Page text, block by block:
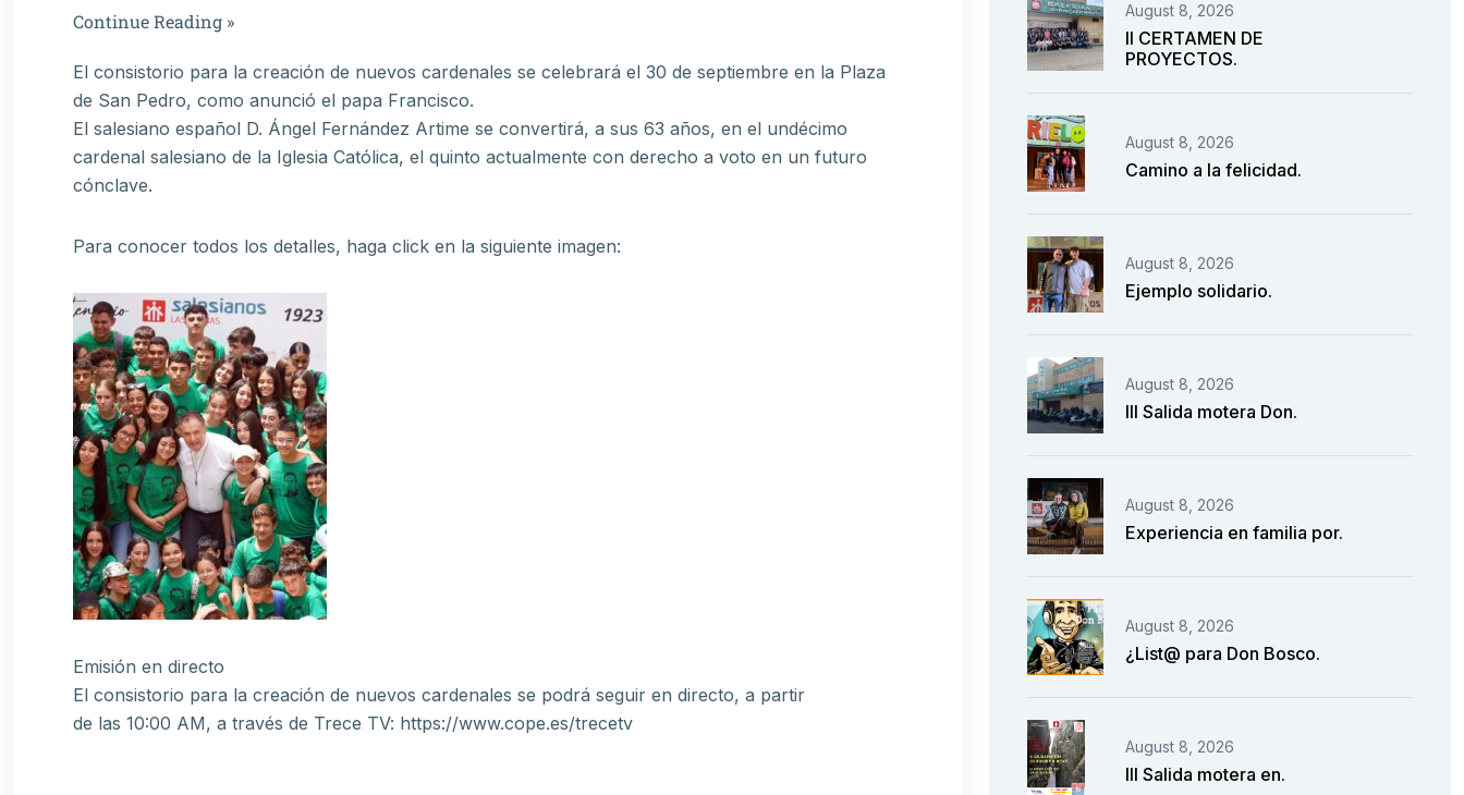
Continue Reading »
El consistorio para la creación de nuevos cardenales se celebrará el 30 de septiembre en la Plaza
de San Pedro, como anunció el papa Francisco.
El salesiano español D. Ángel Fernández Artime se convertirá, a sus 63 años, en el undécimo
cardenal salesiano de la Iglesia Católica, el quinto actualmente con derecho a voto en un futuro
cónclave.
Para conocer todos los detalles, haga click en la siguiente imagen:
Emisión en directo
El consistorio para la creación de nuevos cardenales se podrá seguir en directo, a partir
de las 10:00 AM, a través de Trece TV: https://www.cope.es/trecetv
August 8, 2026
II CERTAMEN DE
PROYECTOS.
August 8, 2026
Camino a la felicidad.
August 8, 2026
Ejemplo solidario.
August 8, 2026
III Salida motera Don.
August 8, 2026
Experiencia en familia por.
August 8, 2026
¿List@ para Don Bosco.
August 8, 2026
III Salida motera en.